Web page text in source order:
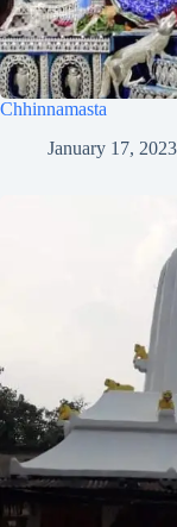
Chhinnamasta
January 17, 2023